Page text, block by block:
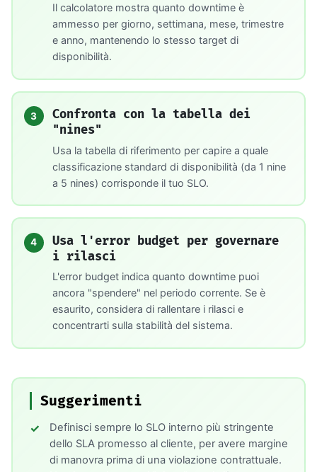
Il calcolatore mostra quanto downtime è
ammesso per giorno, settimana, mese, trimestre
e anno, mantenendo lo stesso target di
disponibilità.
3
Confronta con la tabella dei
"nines"
Usa la tabella di riferimento per capire a quale
classificazione standard di disponibilità (da 1 nine
a 5 nines) corrisponde il tuo SLO.
4
Usa l'error budget per governare
i rilasci
L'error budget indica quanto downtime puoi
ancora "spendere" nel periodo corrente. Se è
esaurito, considera di rallentare i rilasci e
concentrarti sulla stabilità del sistema.
Suggerimenti
Definisci sempre lo SLO interno più stringente
dello SLA promesso al cliente, per avere margine
di manovra prima di una violazione contrattuale.